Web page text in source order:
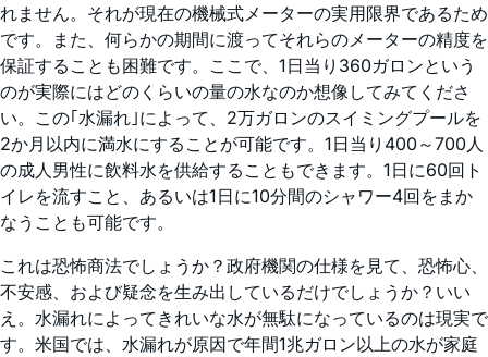
れません。それが現在の機械式メーターの実用限界であるため
です。また、何らかの期間に渡ってそれらのメーターの精度を
保証することも困難です。ここで、1日当り360ガロンという
のが実際にはどのくらいの量の水なのか想像してみてくださ
い。この｢水漏れ｣によって、2万ガロンのスイミングプールを
2か月以内に満水にすることが可能です。1日当り400～700人
の成人男性に飲料水を供給することもできます。1日に60回ト
イレを流すこと、あるいは1日に10分間のシャワー4回をまか
なうことも可能です。
これは恐怖商法でしょうか？政府機関の仕様を見て、恐怖心、
不安感、および疑念を生み出しているだけでしょうか？いい
え。水漏れによってきれいな水が無駄になっているのは現実で
す。米国では、水漏れが原因で年間1兆ガロン以上の水が家庭